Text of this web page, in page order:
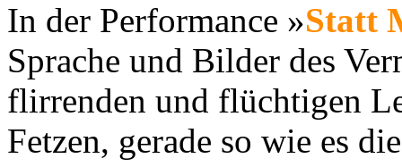
In der Performance »Statt
Sprache und Bilder des
flirrenden und flüchtigen
Fetzen, gerade so wie es